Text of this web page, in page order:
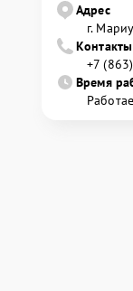
Адрес
г.
Контакты
+7
Время